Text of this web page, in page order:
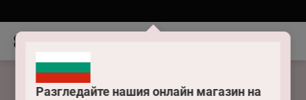
Разгледайте нашия онлайн магазин на